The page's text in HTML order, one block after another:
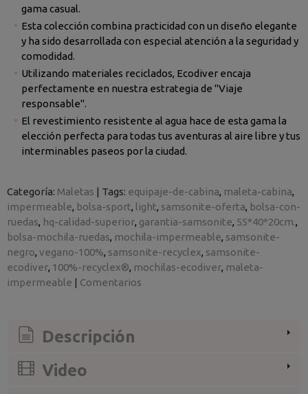
gama casual.
Esta colección combina practicidad con un diseño elegante
y ha sido desarrollada con especial atención a la seguridad y
comodidad.
Utilizando materiales reciclados, Ecodiver encaja
perfectamente en nuestra estrategia de "Viaje
responsable".
El revestimiento resistente al agua hace de esta gama la
elección perfecta para todas tus aventuras al aire libre y tus
interminables paseos por la ciudad.
Categoría: Maletas | Tags: equipaje-de-cabina maleta-cabina
impermeable bolsa-sport light samsonite-oferta bolsa-con-
ruedas hq-calidad-superior garantia-samsonite 55*40*20cm.
bolsa-mochila-ruedas mochila-impermeable samsonite-
negro vegano-100% samsonite-recyclex samsonite-
ecodiver 100%-recyclex® mochilas-ecodiver maleta-
impermeable | Comentarios
Descripción
Video